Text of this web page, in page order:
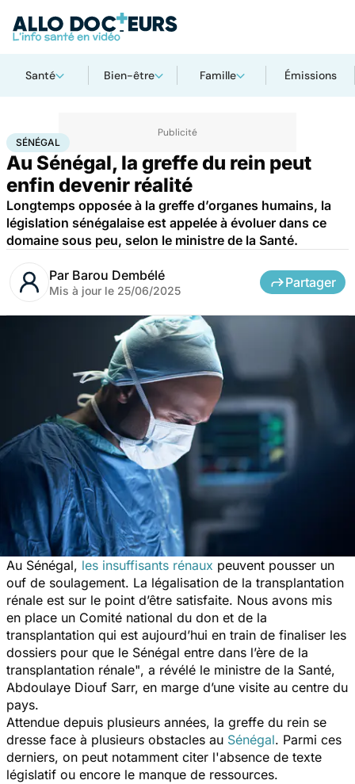
Santé Bien-être Famille Émissions
AccueilSanté
SÉNÉGAL
Au Sénégal, la greffe du rein peut
enfin devenir réalité
Longtemps opposée à la greffe d’organes humains, la
législation sénégalaise est appelée à évoluer dans ce
domaine sous peu, selon le ministre de la Santé.
Par Barou Dembélé
Mis à jour le 25/06/2025
Partager
Au Sénégal, les insuffisants rénaux peuvent pousser un
ouf de soulagement. La légalisation de la transplantation
rénale est sur le point d’être satisfaite. Nous avons mis
en place un Comité national du don et de la
transplantation qui est aujourd’hui en train de finaliser les
dossiers pour que le Sénégal entre dans l’ère de la
transplantation rénale", a révélé le ministre de la Santé,
Abdoulaye Diouf Sarr, en marge d’une visite au centre du
pays.
Attendue depuis plusieurs années, la greffe du rein se
dresse face à plusieurs obstacles au Sénégal. Parmi ces
derniers, on peut notamment citer l'absence de texte
législatif ou encore le manque de ressources.